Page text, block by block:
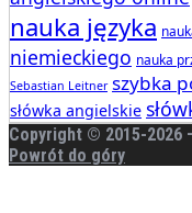
nauka języka
niemieckiego nauka
Sebastian Leitner szybka
słówka angielskie
Copyright © 2015-2026
Powrót do góry